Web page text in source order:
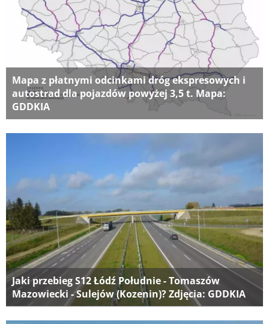
Mapa z płatnymi odcinkami dróg ekspresowych i
autostrad dla pojazdów powyżej 3,5 t. Mapa:
GDDKIA
Jaki przebieg S12 Łódź Południe - Tomaszów
Mazowiecki - Sulejów (Kozenin)? Zdjęcia: GDDKIA